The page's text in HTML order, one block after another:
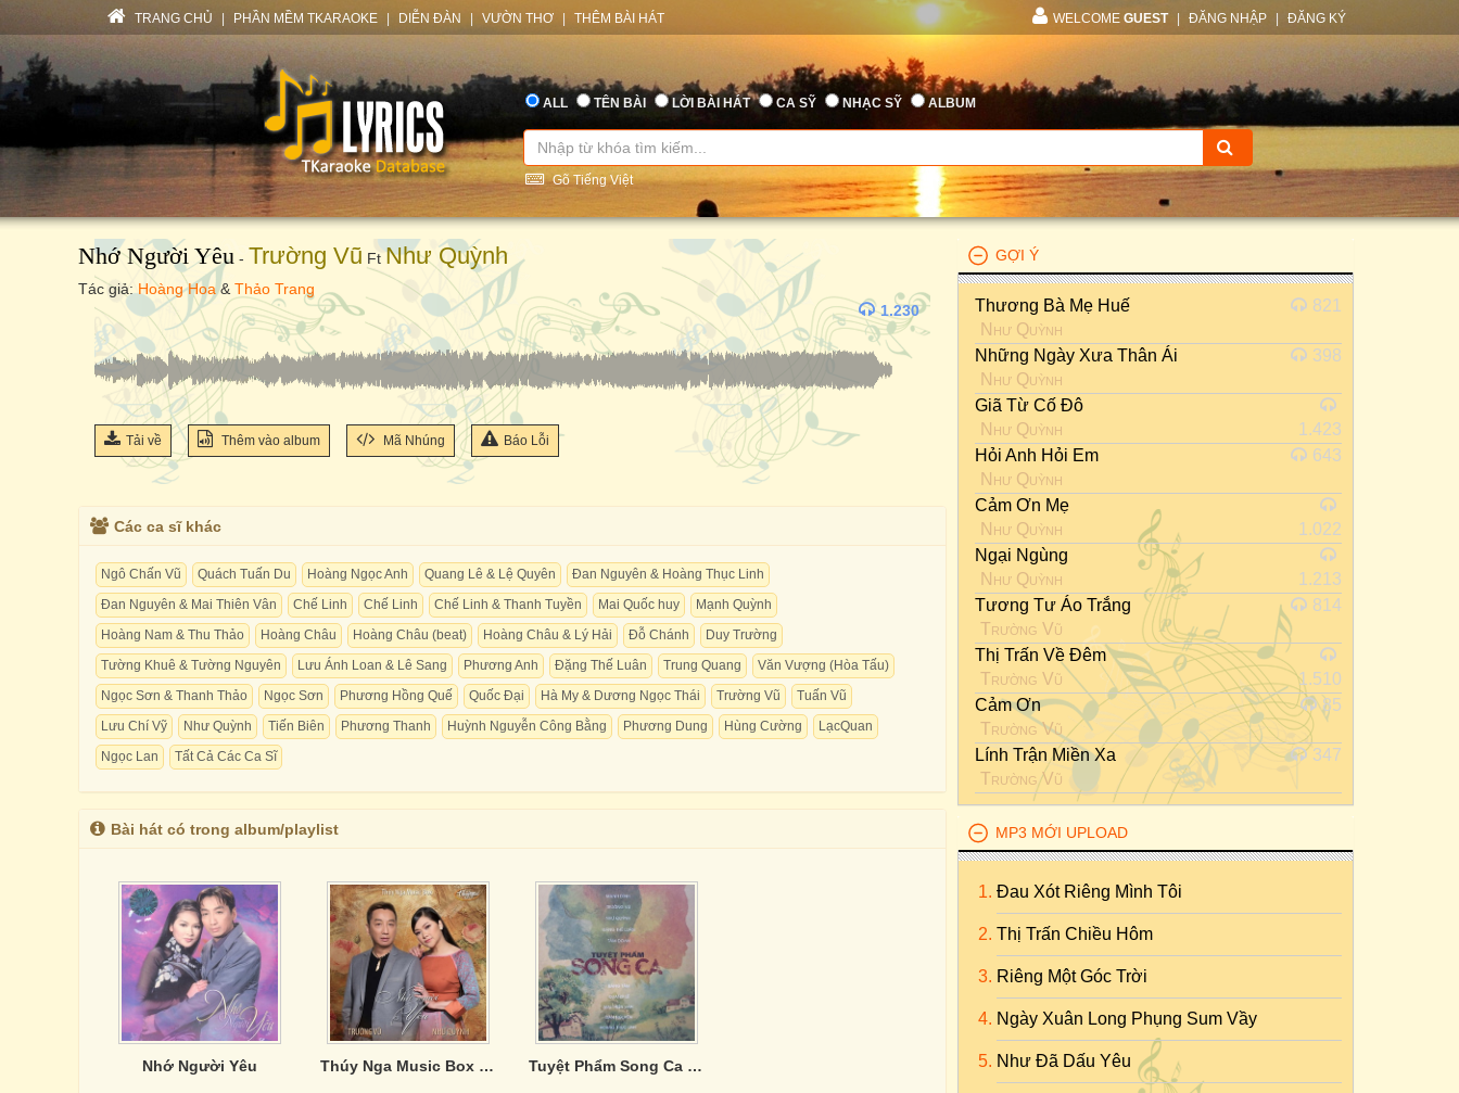
TRANG CHỦ PHẦN MỀM TKARAOKE DIỄN ĐÀN VƯỜN THƠ THÊM BÀI HÁT WELCOME GUEST ĐĂNG NHẬP ĐĂNG KÝ
ALL TÊN BÀI LỜI BÀI HÁT CA SỸ NHẠC SỸ ALBUM
Gõ Tiếng Việt
Nhớ Người Yêu - Trường Vũ Ft Như Quỳnh
Tác giả: Hoàng Hoa& Thảo Trang
1.230
Tải về Thêm vào album Mã Nhúng Báo Lỗi
Các ca sĩ khác
Ngô Chấn Vũ Quách Tuấn Du Hoàng Ngọc Anh Quang Lê & Lệ Quyên
Đan Nguyên & Hoàng Thục Linh
Đan Nguyên & Mai Thiên Vân
Chế Linh Chế Linh Chế Linh & Thanh Tuyền Mai Quốc huy
Mạnh Quỳnh
Hoàng Nam & Thu Thảo
Hoàng Châu Hoàng Châu (beat) Hoàng Châu & Lý Hải Đỗ Chánh
Duy Trường
Tường Khuê & Tường Nguyên
Lưu Ánh Loan & Lê Sang Phương Anh Đặng Thế Luân Trung Quang
Văn Vượng (Hòa Tấu)
Ngọc Sơn & Thanh Thảo
Ngọc Sơn Phương Hồng Quế Quốc Đại Hà My & Dương Ngọc Thái Trường Vũ
Tuấn Vũ
Lưu Chí Vỹ
Như Quỳnh Tiến Biên Phương Thanh Huỳnh Nguyễn Công Bằng Phương Dung Hùng Cường
LạcQuan
Ngọc Lan
Tất Cả Các Ca Sĩ
Bài hát có trong album/playlist
Nhớ Người Yêu Thúy Nga Music Box 2 - Nhớ Người Yêu (Singer) Tuyệt Phẩm Song Ca (Vinyl)
GỢI Ý
Thương Bà Mẹ Huế
Như Quỳnh
821
Những Ngày Xưa Thân Ái
Như Quỳnh
398
Giã Từ Cố Đô
Như Quỳnh
1.423
Hỏi Anh Hỏi Em
Như Quỳnh
643
Cảm Ơn Mẹ
Như Quỳnh
1.022
Ngại Ngùng
Như Quỳnh
1.213
Tương Tư Áo Trắng
Trường Vũ
814
Thị Trấn Về Đêm
Trường Vũ
1.510
Cảm Ơn
Trường Vũ
85
Lính Trận Miền Xa
Trường Vũ
347
MP3 MỚI UPLOAD
Đau Xót Riêng Mình Tôi
Thị Trấn Chiều Hôm
Riêng Một Góc Trời
Ngày Xuân Long Phụng Sum Vầy
Như Đã Dấu Yêu